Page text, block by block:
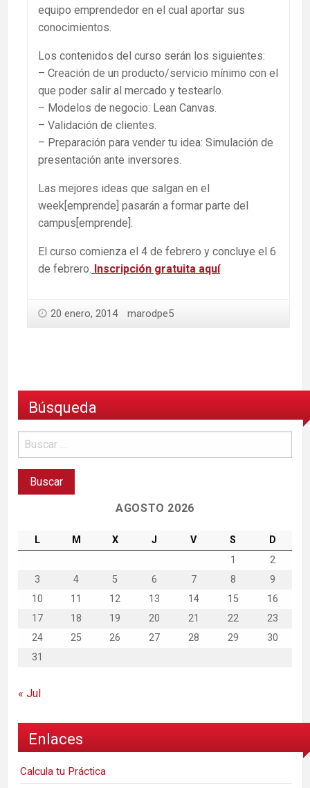
equipo emprendedor en el cual aportar sus
conocimientos.
Los contenidos del curso serán los siguientes:
– Creación de un producto/servicio mínimo con el
que poder salir al mercado y testearlo.
– Modelos de negocio: Lean Canvas.
– Validación de clientes.
– Preparación para vender tu idea: Simulación de
presentación ante inversores.
Las mejores ideas que salgan en el
week[emprende] pasarán a formar parte del
campus[emprende].
El curso comienza el 4 de febrero y concluye el 6
de febrero. Inscripción gratuita aquí
20 enero, 2014 marodpe5
Búsqueda
AGOSTO 2026
L M X J V S
D
1
2
3
4 5 6 7 8
9
10
11 12 13 14 15
16
17
18 19 20 21 22
23
24
25 26 27 28 29
30
31
« Jul
Enlaces
Calcula tu Práctica